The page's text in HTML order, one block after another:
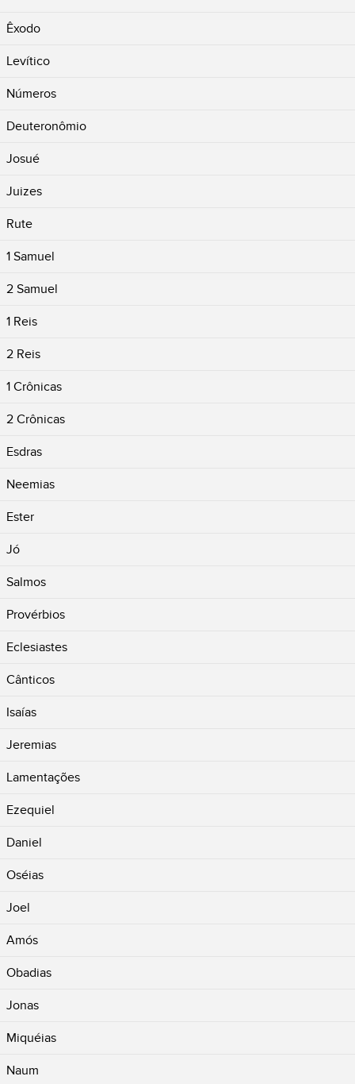
Êxodo
Levítico
Números
Deuteronômio
Josué
Juizes
Rute
1 Samuel
2 Samuel
1 Reis
2 Reis
1 Crônicas
2 Crônicas
Esdras
Neemias
Ester
Jó
Salmos
Provérbios
Eclesiastes
Cânticos
Isaías
Jeremias
Lamentações
Ezequiel
Daniel
Oséias
Joel
Amós
Obadias
Jonas
Miquéias
Naum